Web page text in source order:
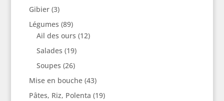
Gibier(3)
Légumes (89)
Ail des ours (12)
Salades (19)
Soupes (26)
Mise en bouche(43)
Pâtes, Riz, Polenta (19)